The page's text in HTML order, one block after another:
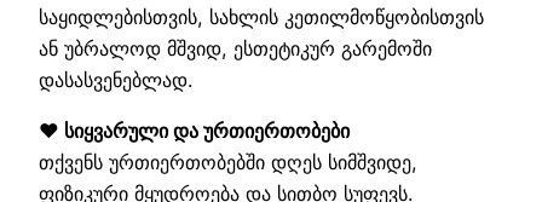
საყიდლებისთვის, სახლის კეთილმოწყობისთვის
ან უბრალოდ მშვიდ, ესთეტიკურ გარემოში
დასასვენებლად.
❤️ სიყვარული და ურთიერთობები
თქვენს ურთიერთობებში დღეს სიმშვიდე,
ფიზიკური მყუდროება და სითბო სუფევს.